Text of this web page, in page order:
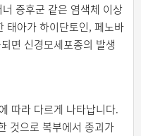
증후군 같은 염색체 이상
태아가 하이단토인, 페노바
면 신경모세포종의 발생
따라 다르게 나타납니다.
것으로 복부에서 종괴가